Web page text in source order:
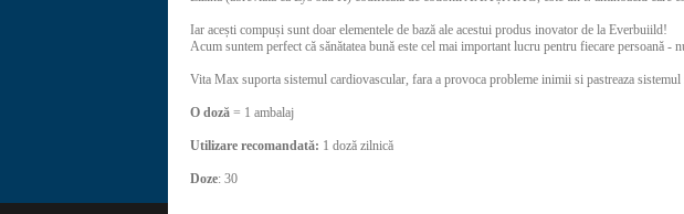
Iar acești compuși sunt doar elementele de bază ale acestui produs inovator de la Everbuiild!
Acum suntem perfect că sănătatea bună este cel mai important lucru pentru fiecare persoană -
Vita Max suporta sistemul cardiovascular, fara a provoca probleme inimii si pastreaza
O doză = 1 ambalaj
Utilizare recomandată: 1 doză zilnică
Doze: 30